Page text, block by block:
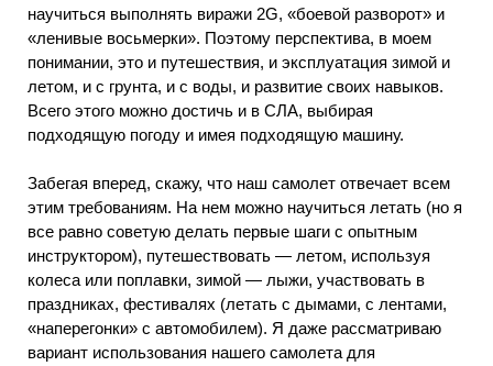
научиться выполнять виражи 2G, «боевой разворот» и
«ленивые восьмерки». Поэтому перспектива, в моем
понимании, это и путешествия, и эксплуатация зимой и
летом, и с грунта, и с воды, и развитие своих навыков.
Всего этого можно достичь и в СЛА, выбирая
подходящую погоду и имея подходящую машину.
Забегая вперед, скажу, что наш самолет отвечает всем
этим требованиям. На нем можно научиться летать (но я
все равно советую делать первые шаги с опытным
инструктором), путешествовать — летом, используя
колеса или поплавки, зимой — лыжи, участвовать в
праздниках, фестивалях (летать с дымами, с лентами,
«наперегонки» с автомобилем). Я даже рассматриваю
вариант использования нашего самолета для